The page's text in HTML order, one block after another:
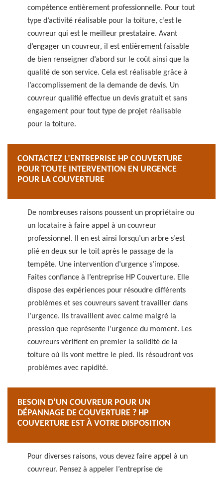
compétence entièrement professionnelle. Pour tout
type d’activité réalisable pour la toiture, c’est le
couvreur qui est le meilleur prestataire. Avant
d’engager un couvreur, il est entièrement faisable
de bien renseigner d’abord sur le coût ainsi que la
qualité de son service. Cela est réalisable grâce à
l’accomplissement de la demande de devis. Un
couvreur qualifié effectue un devis gratuit et sans
engagement pour tout type de projet réalisable
pour la toiture.
CONTACTEZ L’ENTREPRISE HP COUVERTURE
POUR TOUTE INTERVENTION EN URGENCE
POUR LA COUVERTURE
De nombreuses raisons poussent un propriétaire ou
un locataire à faire appel à un couvreur
professionnel. Il en est ainsi lorsqu’un arbre s’est
plié en deux sur le toit après le passage de la
tempête. Une intervention d’urgence s’impose.
Faites confiance à l’entreprise HP Couverture. Elle
dispose des expériences pour résoudre différents
problèmes et ses couvreurs savent travailler dans
l’urgence. Ils travaillent avec calme malgré la
pression que représente l’urgence du moment. Les
couvreurs vérifient en premier la solidité de la
toiture où ils vont mettre le pied. Ils résoudront vos
problèmes avec rapidité.
BESOIN D’UN COUVREUR POUR UN
DÉPANNAGE DE COUVERTURE ? HP
COUVERTURE EST À VOTRE DISPOSITION
Pour diverses raisons, vous devez faire appel à un
couvreur. Pensez à appeler l’entreprise de